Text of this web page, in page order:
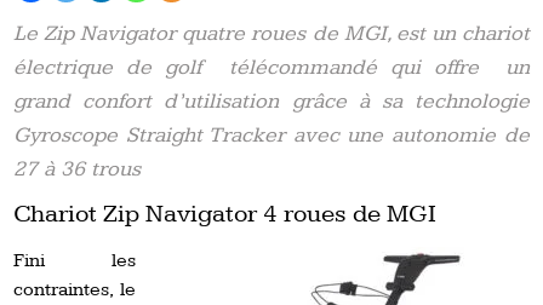
Le Zip Navigator quatre roues de MGI, est un chariot
électrique de golf télécommandé qui offre un
grand confort d’utilisation grâce à sa technologie
Gyroscope Straight Tracker avec une autonomie de
27 à 36 trous
Chariot Zip Navigator 4 roues de MGI
Fini les
contraintes, le